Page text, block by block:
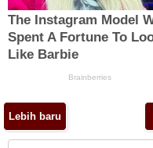
Lebih baru